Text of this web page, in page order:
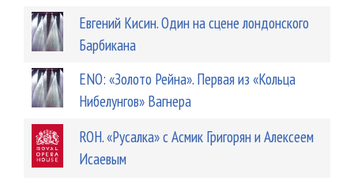
Евгений Кисин. Один на сцене лондонского
Барбикана
ENO: «Золото Рейна». Первая из «Кольца
Нибелунгов» Вагнера
ROH. «Русалка» с Асмик Григорян и Алексеем
Исаевым